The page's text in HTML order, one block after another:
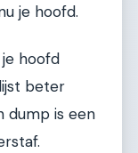
je hoofd.
hoofd
beter
dump is een